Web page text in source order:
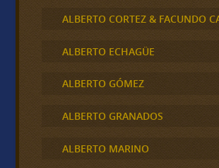
ALBERTO CORTEZ & FACUNDO
ALBERTO ECHAGÜE
ALBERTO GÓMEZ
ALBERTO GRANADOS
ALBERTO MARINO